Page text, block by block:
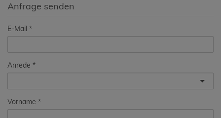
Anfrage senden
E-Mail
Anrede
Vorname